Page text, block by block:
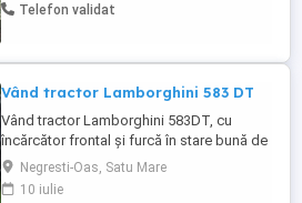
Telefon validat
Vând tractor Lamborghini 583 DT
Vând tractor Lamborghini 583DT, cu
încărcător frontal și furcă în stare bună de
funcționare.
Negresti-Oas, Satu Mare
10 iulie